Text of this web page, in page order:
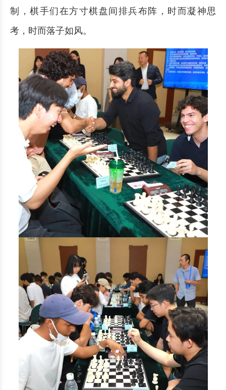
制，棋手们在方寸棋盘间排兵布阵，时而凝神思
考，时而落子如风。